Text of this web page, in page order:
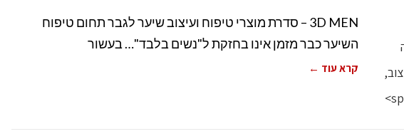
3D MEN – סדרת מוצרי טיפוח ועיצוב שיער לגבר תחום טיפוח
השיער כבר מזמן אינו בחזקת ל"נשים בלבד"… בעשור
קרא עוד ←